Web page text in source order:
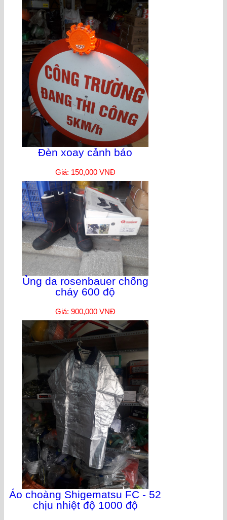
Đèn xoay cảnh báo
Giá: 150,000 VNĐ
Ủng da rosenbauer chống
cháy 600 độ
Giá: 900,000 VNĐ
Áo choàng Shigematsu FC - 52
chịu nhiệt độ 1000 độ